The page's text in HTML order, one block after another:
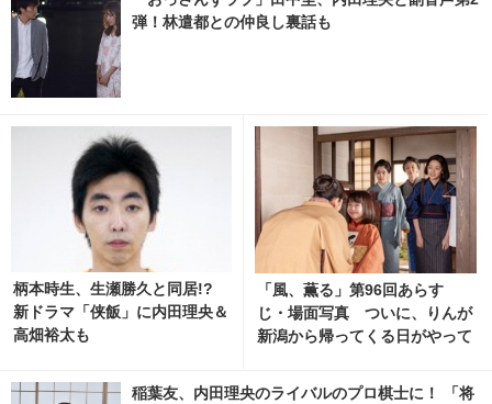
弾！林遣都との仲良し裏話も
柄本時生、生瀬勝久と同居!?
新ドラマ「侠飯」に内田理央＆
高畑裕太も
「風、薫る」第96回あらす
じ・場面写真 ついに、りんが
新潟から帰ってくる日がやって
真・画像 | cinemacafe.net
稲葉友、内田理央のライバルのプロ棋士に！ 「将